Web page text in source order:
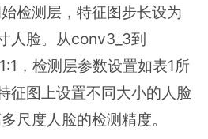
检测层，特征图步长设为
人脸。从conv3_3到
，检测层参数设置如表1所
征图上设置不同大小的人脸
尺度人脸的检测精度。